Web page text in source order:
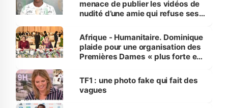
menace de publier les vidéos de
nudité d’une amie qui refuse ses
Afrique - Humanitaire. Dominique
plaide pour une organisation des
Premières Dames « plus forte et
sur la scène internationale »
TF1 : une photo fake qui fait des
vagues